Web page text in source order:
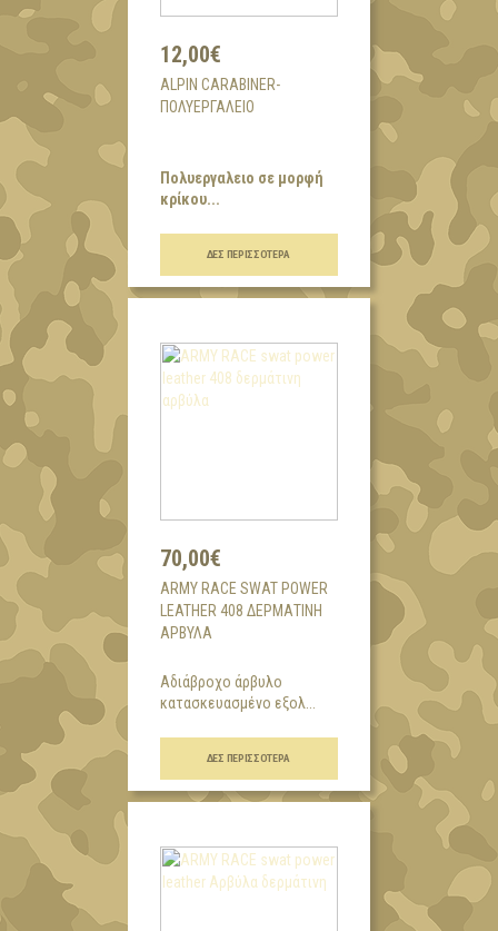
12,00€
ALPIN CARABINER-
ΠΟΛΥΕΡΓΑΛΕΙΟ
Πολυεργαλειο σε μορφή
κρίκου...
ΔΕΣ ΠΕΡΙΣΣΌΤΕΡΑ
70,00€
ARMY RACE SWAT POWER
LEATHER 408 ΔΕΡΜΆΤΙΝΗ
ΑΡΒΎΛΑ
Αδιάβροχο άρβυλο
κατασκευασμένο εξολ...
ΔΕΣ ΠΕΡΙΣΣΌΤΕΡΑ